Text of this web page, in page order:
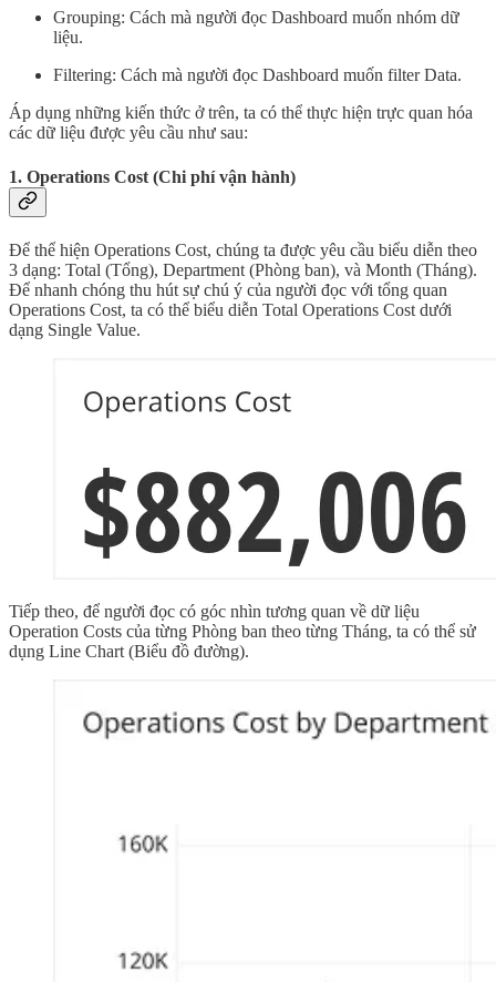
Grouping: Cách mà người đọc Dashboard muốn nhóm dữ
liệu.
Filtering: Cách mà người đọc Dashboard muốn filter Data.
Áp dụng những kiến thức ở trên, ta có thể thực hiện trực quan hóa
các dữ liệu được yêu cầu như sau:
1. Operations Cost (Chi phí vận hành)
Để thể hiện Operations Cost, chúng ta được yêu cầu biểu diễn theo
3 dạng: Total (Tổng), Department (Phòng ban), và Month (Tháng).
Để nhanh chóng thu hút sự chú ý của người đọc với tổng quan
Operations Cost, ta có thể biểu diễn Total Operations Cost dưới
dạng Single Value.
Tiếp theo, để người đọc có góc nhìn tương quan về dữ liệu
Operation Costs của từng Phòng ban theo từng Tháng, ta có thể sử
dụng Line Chart (Biểu đồ đường).